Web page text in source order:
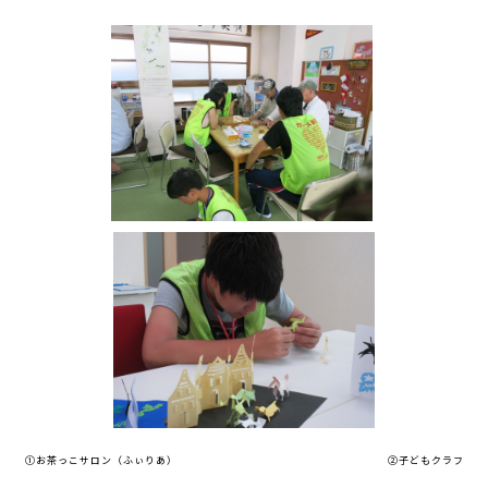
①お茶っこサロン（ふぃりあ） ②子どもクラフ